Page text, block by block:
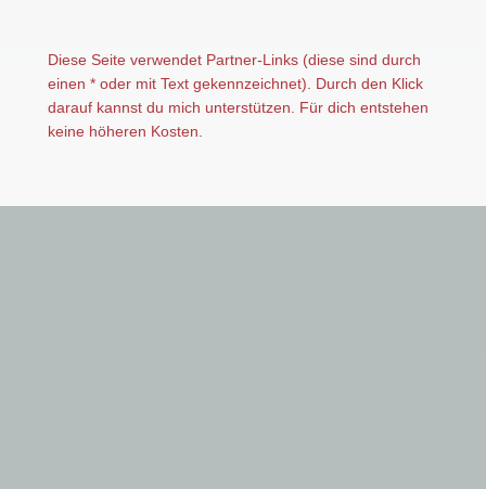
Diese Seite verwendet Partner-Links (diese sind durch
einen * oder mit Text gekennzeichnet). Durch den Klick
darauf kannst du mich unterstützen. Für dich entstehen
keine höheren Kosten.